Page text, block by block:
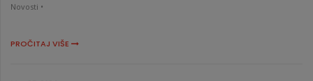
Novosti •
PROČITAJ VIŠE